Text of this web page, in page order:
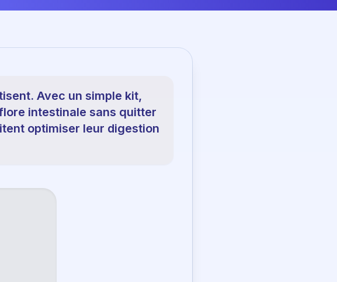
Avec un simple kit,
intestinale sans quitter
optimiser leur digestion